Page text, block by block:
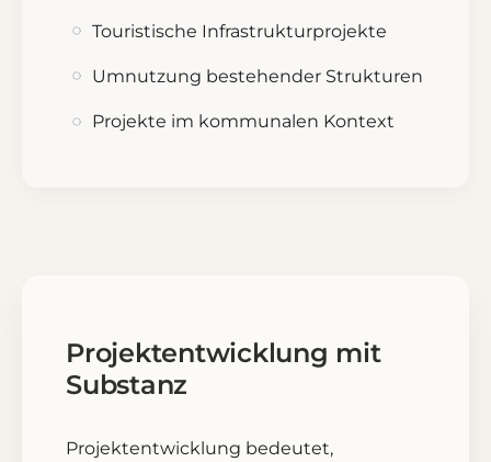
Touristische Infrastrukturprojekte
Umnutzung bestehender Strukturen
Projekte im kommunalen Kontext
Projektentwicklung mit
Substanz
Projektentwicklung bedeutet,